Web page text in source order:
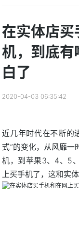
在实体店买
机，到底有
白了
2020-04-03 06:35:42
近几年时代在不断的
式”的变化，从风靡一
机，到苹果3、4、5
上买手机了，这和实